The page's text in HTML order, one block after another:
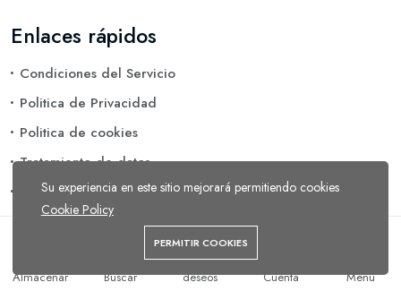
Almacenar Buscar
Lista de
deseos Cuenta Menú
Enlaces rápidos
Condiciones del Servicio
Politica de Privacidad
Politica de cookies
Tratamiento de datos
Eliminación de Datos
Arhea 17 © 2026 Todos los reservados.
Su experiencia en este sitio mejorará permitiendo cookies
Cookie Policy
PERMITIR COOKIES